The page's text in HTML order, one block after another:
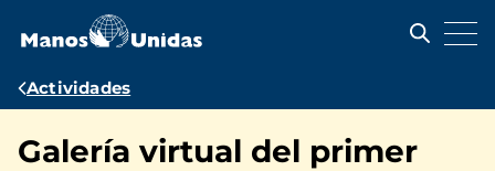
contenido
Ruta
navegación
Actividades
Galería virtual del primer